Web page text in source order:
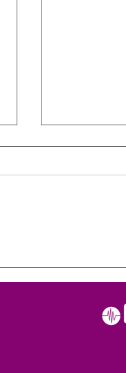
SIMPSON